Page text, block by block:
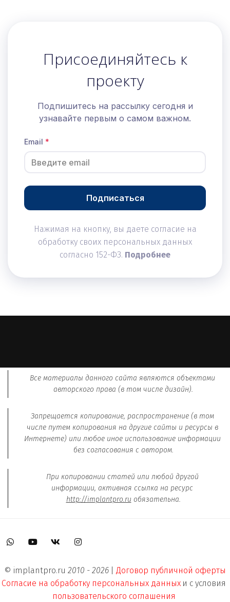
Присоединяйтесь к
проекту
Подпишитесь на рассылку сегодня и
узнавайте первым о самом важном.
Email
Подписаться
Нажимая на кнопку, вы даете согласие на
обработку своих персональных данных
согласно 152-ФЗ. Подробнее
Все материалы данного сайта являются объектами
авторского права (в том числе дизайн).
Запрещается копирование, распространение (в том
числе путем копирования на другие сайты и ресурсы в
Интернете) или любое иное использование информации
без согласования с автором.
При копировании статей или любой другой
http://implantpro.ru обязательна.
© implantpro.ru 2010 - 2026 | Договор публичной оферты
Согласие на обработку персональных данных
пользовательского соглашения